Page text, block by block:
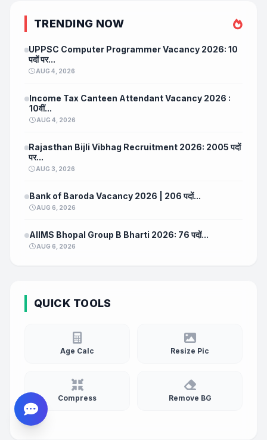
TRENDING NOW
UPPSC Computer Programmer Vacancy 2026: 10
पदों पर...
AUG 4, 2026
Income Tax Canteen Attendant Vacancy 2026 :
10वीं...
AUG 4, 2026
Rajasthan Bijli Vibhag Recruitment 2026: 2005 पदों
पर...
AUG 3, 2026
Bank of Baroda Vacancy 2026 | 206 पदों...
AUG 6, 2026
AIIMS Bhopal Group B Bharti 2026: 76 पदों...
AUG 6, 2026
QUICK TOOLS
Age Calc Resize Pic
Compress Remove BG